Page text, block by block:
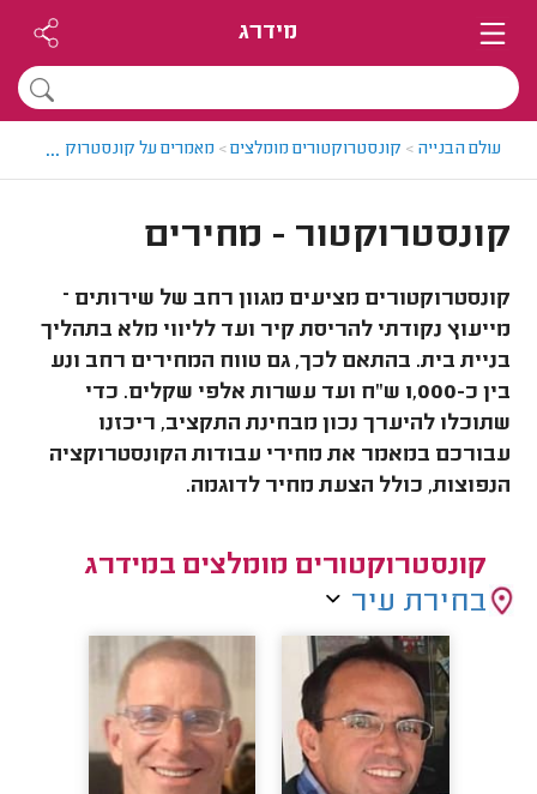
מידרג
עולם הבנייה > קונסטרוקטורים מומלצים> מאמרים על קונסטרוקטורים
...
קונסטרוקטור - מחירים
קונסטרוקטורים מציעים מגוון רחב של שירותים –
מייעוץ נקודתי להריסת קיר ועד לליווי מלא בתהליך
בניית בית. בהתאם לכך, גם טווח המחירים רחב ונע
בין כ-1,000 ש"ח ועד עשרות אלפי שקלים. כדי
שתוכלו להיערך נכון מבחינת התקציב, ריכזנו
עבורכם במאמר את מחירי עבודות הקונסטרוקציה
הנפוצות, כולל הצעת מחיר לדוגמה.
קונסטרוקטורים מומלצים במידרג
בחירת עיר